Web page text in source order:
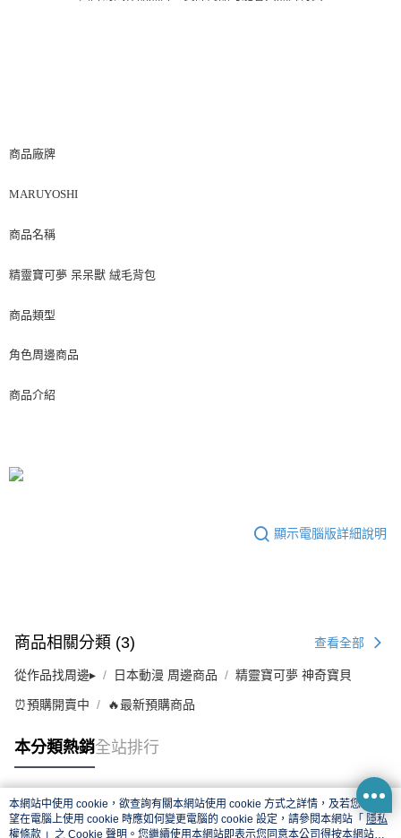
商品廠牌
MARUYOSHI
商品名稱
精靈寶可夢 呆呆獸 絨毛背包
商品類型
角色周邊商品
商品介紹
顯示電腦版詳細說明
商品相關分類 (3) 查看全部
從作品找周邊▸ 日本動漫 周邊商品 精靈寶可夢 神奇寶貝
⏰預購開賣中 🔥最新預購商品
本分類熱銷全站排行
熱門標籤
本網站中使用 cookie，欲查詢有關本網站使用 cookie 方式之詳情，及若您不希
望在電腦上使用 cookie 時應如何變更電腦的 cookie 設定，請參閱本網站「 隱私
權條款 」之 Cookie 聲明。您繼續使用本網站即表示您同意本公司得按本網站使